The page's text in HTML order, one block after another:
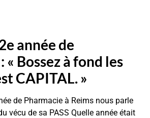
année de
« Bossez à fond les
CAPITAL. »
de Pharmacie à Reims nous parle
vécu de sa PASS Quelle année était